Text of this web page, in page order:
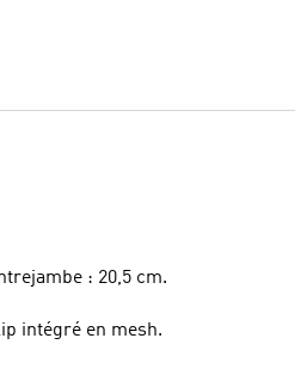
: 20,5 cm.
intégré en mesh.